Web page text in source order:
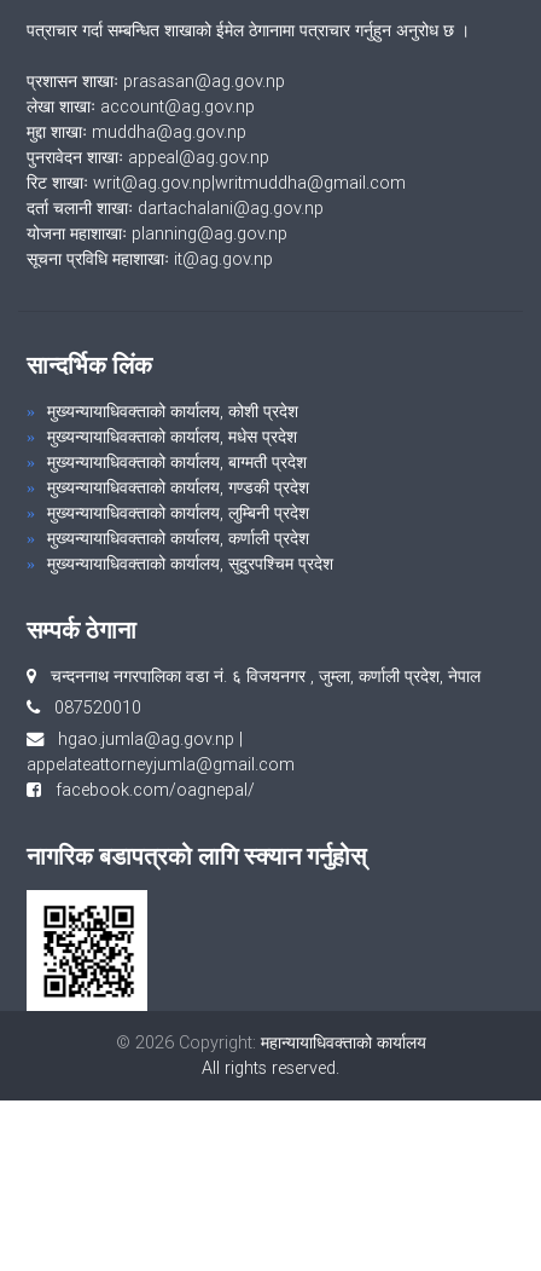
पत्राचार गर्दा सम्बन्धित शाखाको ईमेल ठेगानामा पत्राचार गर्नुहुन अनुरोध छ ।
प्रशासन शाखाः prasasan@ag.gov.np
लेखा शाखाः account@ag.gov.np
मुद्दा शाखाः muddha@ag.gov.np
पुनरावेदन शाखाः appeal@ag.gov.np
रिट शाखाः writ@ag.gov.np|writmuddha@gmail.com
दर्ता चलानी शाखाः dartachalani@ag.gov.np
योजना महाशाखाः planning@ag.gov.np
सूचना प्रविधि महाशाखाः it@ag.gov.np
सान्दर्भिक लिंक
मुख्यन्यायाधिवक्ताको कार्यालय, कोशी प्रदेश
मुख्यन्यायाधिवक्ताको कार्यालय, मधेस प्रदेश
मुख्यन्यायाधिवक्ताको कार्यालय, बाग्मती प्रदेश
मुख्यन्यायाधिवक्ताको कार्यालय, गण्डकी प्रदेश
मुख्यन्यायाधिवक्ताको कार्यालय, लुम्बिनी प्रदेश
मुख्यन्यायाधिवक्ताको कार्यालय, कर्णाली प्रदेश
मुख्यन्यायाधिवक्ताको कार्यालय, सुदुरपश्चिम प्रदेश
सम्पर्क ठेगाना
चन्दननाथ नगरपालिका वडा नं. ६ विजयनगर , जुम्ला, कर्णाली प्रदेश, नेपाल
087520010
hgao.jumla@ag.gov.np |
appelateattorneyjumla@gmail.com
facebook.com/oagnepal/
नागरिक बडापत्रको लागि स्क्यान गर्नुहोस्
© 2026 Copyright: महान्यायाधिवक्ताको कार्यालय
All rights reserved.